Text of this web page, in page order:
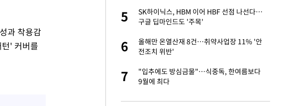
과 착용감
' 커버를
]SK하이닉스, 주당 375원 분기 배
분기 중 주주환원 방안 확정"
5
SK하이닉스, HBM 이어 HBF 선점 나선다…
구글 딥마인드도 '주목'
6
올해만 온열산재 8건…취약사업장 11% '안
전조치 위반'
7
"입추에도 방심금물"…식중독, 한여름보다
9월에 최다